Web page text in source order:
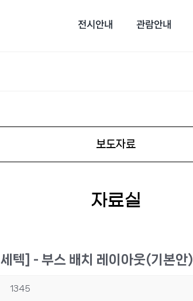
전시안내 관람안내
보도자료
자료실
텍] - 부스 배치 레이아웃(기본안)
1345